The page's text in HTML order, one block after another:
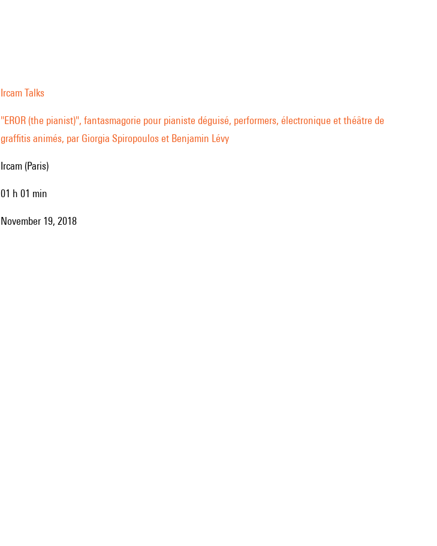
Ircam Talks
"EROR (the pianist)", fantasmagorie pour pianiste déguisé, performers, électronique et théâtre de
graffitis animés, par Giorgia Spiropoulos et Benjamin Lévy
Ircam (Paris)
01 h 01 min
November 19, 2018